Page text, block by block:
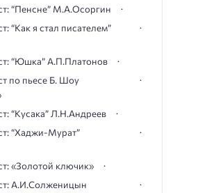
“Пенсне” М.А.Осоргин
“Как я стал писателем”
“Юшка” А.П.Платонов
по пьесе Б. Шоу
“Кусака” Л.Н.Андреев
“Хаджи-Мурат”
«Золотой ключик»
А.И.Солженицын